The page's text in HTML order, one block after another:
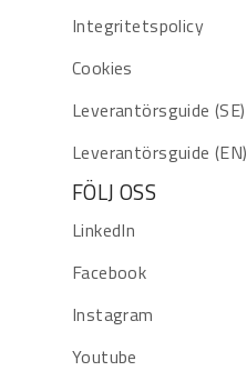
Integritetspolicy
Cookies
Leverantörsguide (SE)
Leverantörsguide (EN)
FÖLJ OSS
LinkedIn
Facebook
Instagram
Youtube